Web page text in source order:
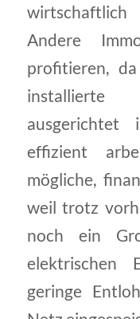
Andere
profitieren,
installierte
effizient
mögliche,
weil trotz
noch ein
elektrischen
geringe